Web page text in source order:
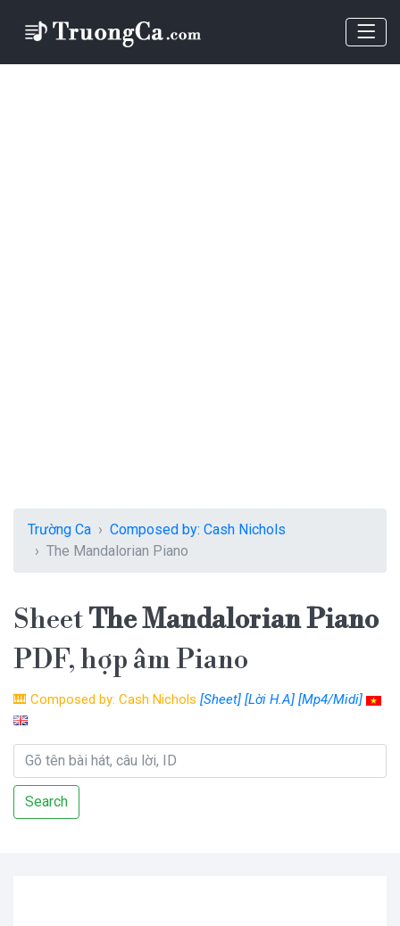
Trường Ca
Composed by: Cash Nichols
The Mandalorian Piano
SheetThe Mandalorian Piano
PDF, hợp âm Piano
🎹 Composed by: Cash Nichols [Sheet] [Lời H.A] [Mp4/Midi]
Search